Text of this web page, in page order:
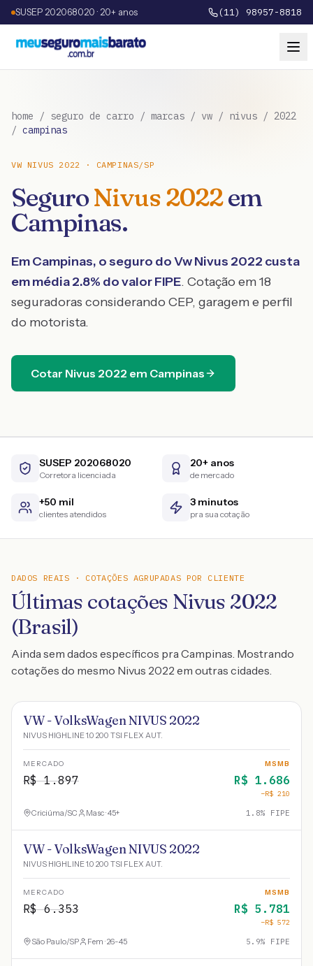
SUSEP 202068020 · 20+ anos (11) 98957-8818
home / seguro de carro / marcas / vw / nivus / 2022
/ campinas
VW NIVUS 2022 · CAMPINAS/SP
SeguroNivus2022em
Campinas.
EmCampinas, o seguro doVwNivus 2022 custa
em média2.8% do valor FIPE. Cotação em 18
seguradoras considerando CEP, garagem e perfil
do motorista.
Cotar Nivus 2022 em Campinas
SUSEP 202068020
Corretora licenciada
20+ anos
de mercado
+50 mil
clientes atendidos
3 minutos
pra sua cotação
DADOS REAIS · COTAÇÕES AGRUPADAS POR CLIENTE
Últimas cotações Nivus 2022
(Brasil)
Ainda sem dados específicos pra Campinas. Mostrando
cotações do mesmo Nivus 2022 em outras cidades.
VW - VolksWagen NIVUS 2022
NIVUS HIGHLINE 1.0 200 TSI FLEX AUT.
MERCADO
R$1.897
MSMB
R$ 1.686
−R$ 210
Criciúma/SC Masc · 45+ 1.8% FIPE
VW - VolksWagen NIVUS 2022
NIVUS HIGHLINE 1.0 200 TSI FLEX AUT.
MERCADO
R$6.353
MSMB
R$ 5.781
−R$ 572
São Paulo/SP Fem · 26-45 5.9% FIPE